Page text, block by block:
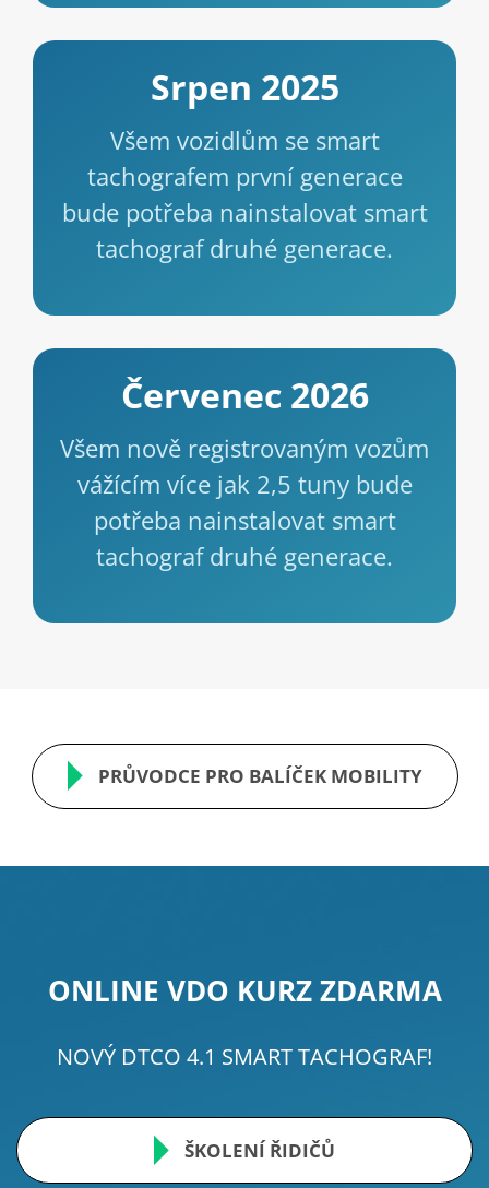
Srpen 2025
Všem vozidlům se smart
tachografem první generace
bude potřeba nainstalovat smart
tachograf druhé generace.
Červenec 2026
Všem nově registrovaným vozům
vážícím více jak 2,5 tuny bude
potřeba nainstalovat smart
tachograf druhé generace.
PRŮVODCE PRO BALÍČEK MOBILITY
ONLINE VDO KURZ ZDARMA
NOVÝ DTCO 4.1 SMART TACHOGRAF!
ŠKOLENÍ ŘIDIČŮ